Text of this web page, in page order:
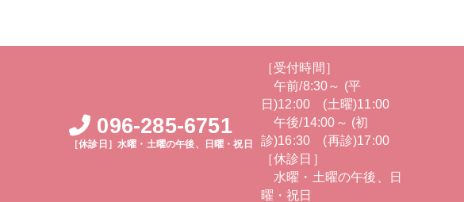
096-285-6751
［休診日］水曜・土曜の午後、日曜・祝日
［受付時間］
午前/8:30～ (平
日)12:00 (土曜)11:00
午後/14:00～ (初
診)16:30 (再診)17:00
［休診日］
水曜・土曜の午後、日
曜・祝日